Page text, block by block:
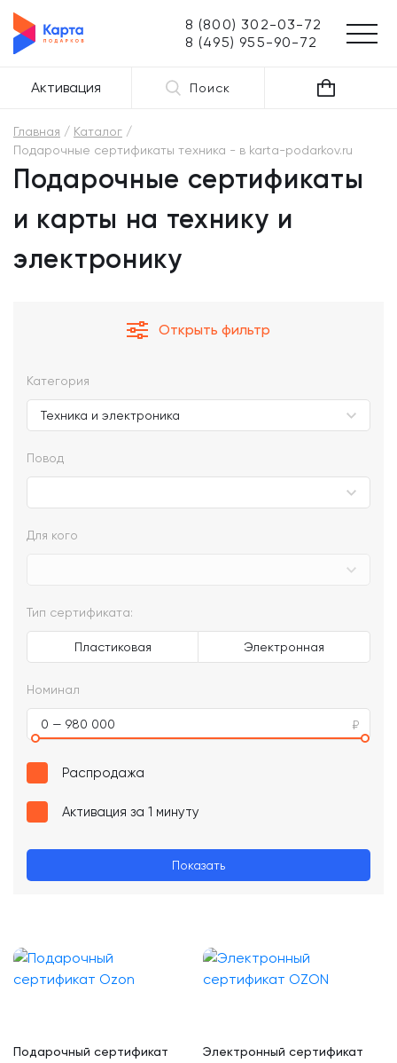
8 (800) 302-03-72
8 (495) 955-90-72
Активация Поиск
Главная
Каталог
Подарочные сертификаты техника - в karta-podarkov.ru
Подарочные сертификаты
и карты на технику и
электронику
Открыть фильтр
Категория
Повод
Для кого
Тип сертификата:
Пластиковая Электронная
Номинал
0 — 980 000
Распродажа
Активация за 1 минуту
Показать
Подарочный сертификат
Электронный сертификат